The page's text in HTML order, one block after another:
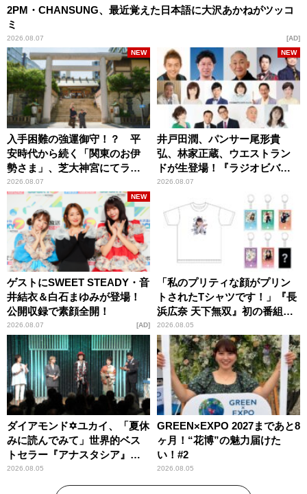
2PM・CHANSUNG、最近覚えた日本語に大沢あかねがツッコ
ミ
2026.08.07 AD
入手困難の強運御守！？ 平
安時代から続く「関東のお伊
勢さま」、芝大神宮にてラン
パンプスが合格祈願！
2026.08.07
NEW
井戸田潤、パンサー尾形貴
弘、林家正蔵、ウエストラン
ドが生登場！『ラジオビバリ
ー昼ズ』
2026.08.07
NEW
ゲストにSWEET STEADY・音
井結衣＆白石まゆみが登場！
公開収録で素顔全開！
2026.08.07
NEW
AD
「私のプリティな顔がプリン
トされたTシャツです！」『長
浜広奈 天下無双』初の番組グ
ッズ発売
2026.08.05
ダイアモンド✡ユカイ、「夏休
みに読んでみて」世界的ベス
トセラー『アナスタシア』を
紹介
2026.08.05
GREEN×EXPO 2027まであと8
ヶ月！“花博”の魅力届けた
い！#2
2026.08.05